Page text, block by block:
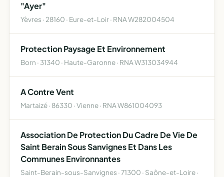
"Ayer"
Yèvres · 28160 · Eure-et-Loir · RNA W282004504
Protection Paysage Et Environnement
Born · 31340 · Haute-Garonne · RNA W313034944
A Contre Vent
Martaizé · 86330 · Vienne · RNA W861004093
Association De Protection Du Cadre De Vie De
Saint Berain Sous Sanvignes Et Dans Les
Communes Environnantes
Saint-Berain-sous-Sanvignes · 71300 · Saône-et-Loire ·